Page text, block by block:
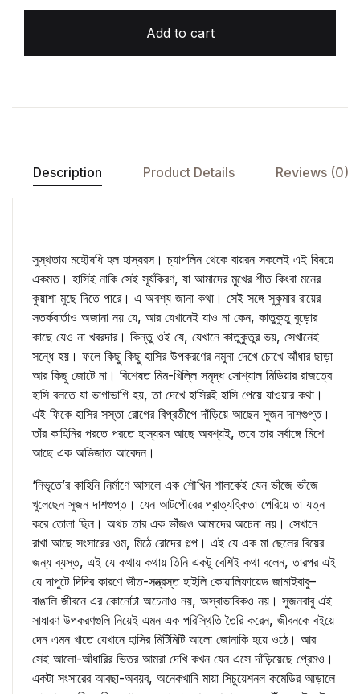
Add to cart
Description Product Details Reviews (0)
সুস্থতায় মহৌষধি হল হাস্যরস। চ্যাপলিন থেকে বায়রন সকলেই এই বিষয়ে
একমত। হাসিই নাকি সেই সূর্যকিরণ, যা আমাদের মুখের শীত কিংবা মনের
কুয়াশা মুছে দিতে পারে। এ অবশ্য জানা কথা। সেই সঙ্গে সুকুমার রায়ের
সতর্কবার্তাও অজানা নয় যে, আর যেখানেই যাও না কেন, কাতুকুতু বুড়োর
কাছে যেও না খবরদার। কিন্তু ওই যে, যেখানে কাতুকুতুর ভয়, সেখানেই
সন্ধে হয়। ফলে কিছু কিছু হাসির উপকরণের নমুনা দেখে চোখে আঁধার ছাড়া
আর কিছু জোটে না। বিশেষত মিম-খিল্লি সমৃদ্ধ সোশ্যাল মিডিয়ার রাজত্বে
হাসি বলতে যা ভাগাভাগি হয়, তা দেখে হাসিরই হাসি পেয়ে যাওয়ার কথা।
এই ফিকে হাসির সস্তা রোগের বিপ্রতীপে দাঁড়িয়ে আছেন সুজন দাশগুপ্ত।
তাঁর কাহিনির পরতে পরতে হাস্যরস আছে অবশ্যই, তবে তার সর্বাঙ্গে মিশে
আছে এক অভিজাত আবেদন।
‘নিভৃতে’র কাহিনি নির্মাণে আসলে এক শৌখিন শালকেই যেন ভাঁজে ভাঁজে
খুলেছেন সুজন দাশগুপ্ত। যেন আটপৌরের প্রাত্যহিকতা পেরিয়ে তা যত্ন
করে তোলা ছিল। অথচ তার এক ভাঁজও আমাদের অচেনা নয়। সেখানে
রাখা আছে সংসারের ওম, মিঠে রোদের গল্প। এই যে এক মা ছেলের বিয়ের
জন্য ব্যস্ত, এই যে কথায় কথায় তিনি একটু বেশিই কথা বলেন, তারপর এই
যে দাপুটে দিদির কারণে ভীত-সন্ত্রস্ত হাইলি কোয়ালিফায়েড জামাইবাবু–
বাঙালি জীবনে এর কোনোটা অচেনাও নয়, অস্বাভাবিকও নয়। সুজনবাবু এই
সাধারণ উপকরণগুলি নিয়েই এমন এক পরিস্থিতি তৈরি করেন, জীবনকে বইয়ে
দেন এমন খাতে যেখানে হাসির মিটিমিটি আলো জোনাকি হয়ে ওঠে। আর
সেই আলো-আঁধারির ভিতর আমরা দেখি কখন যেন এসে দাঁড়িয়েছে প্রেমও।
একটা সংসারের আবছা-অবয়ব, অনেকখানি মায়া সিচুয়েশনল কমেডির আড়ালে